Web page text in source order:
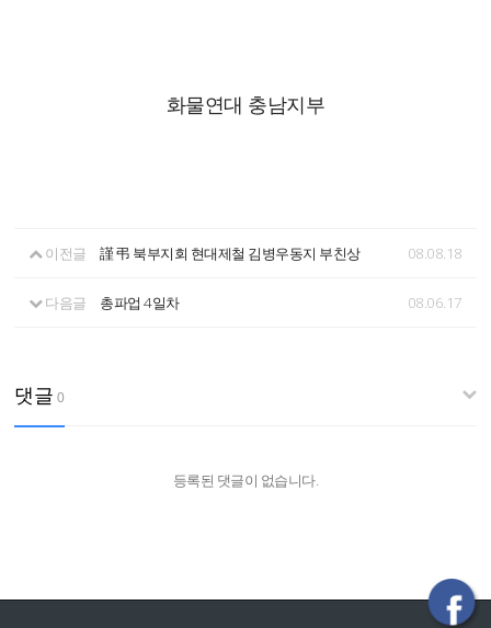
화물연대 충남지부
이전글 謹 弔 북부지회 현대제철 김병우동지 부친상 08.08.18
다음글 총파업 4일차 08.06.17
댓글 0
등록된 댓글이 없습니다.